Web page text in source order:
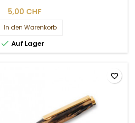
5,00 CHF
In den Warenkorb
 Auf Lager
favorite_border